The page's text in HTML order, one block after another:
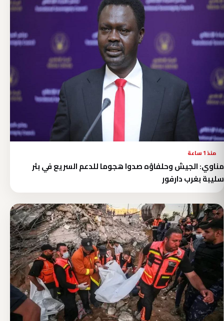
منذ 1 ساعة
مناوي: الجيش وحلفاؤه صدوا هجوما للدعم السريع في بئر
سليبة بغرب دارفور